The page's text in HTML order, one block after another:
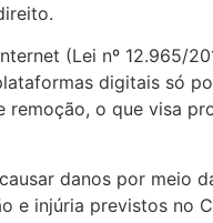
(Lei nº 12.965/
digitais só
o que visa
danos por meio
e injúria previstos no